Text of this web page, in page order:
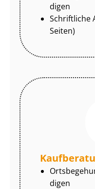
di­gen
Schriftliche
Seiten)
di­gen